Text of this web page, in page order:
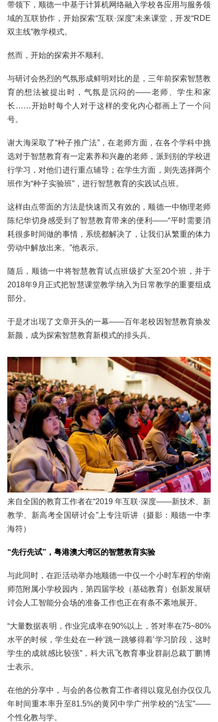
合作伙伴
带领下，顺德一中基于计算机网络融入学校各应用与服务领
域的互联协作，开始探索“互联·深度”未来课堂，开发“RDE
双主线”教学模式。
然而，开始的探索并不顺利。
与研讨会热烈的气氛形成鲜明对比的是，三年前探索智慧教
育的想法被提出时，气氛是沉闷的——老师、学生和家
长……开始时每个人对于这样的变化内心都画上了一个问
号。
谢大海采取了“种子推广法”，在老师方面，在各个学科中挑
选对于智慧教育有一定素养和兴趣的老师，派到别的学校进
行学习，对他们进行重点辅导；在学生方面，则先选择两个
班作为“种子实验班”，进行智慧教育的实践试点班。
这样由点带面的方法是快速而又有效的，顺德一中物理老师
陈纪华切身感受到了智慧教育带来的便利——“平时需要消
耗很多时间做的事情，系统都解决了，让我们从繁重的体力
劳动中解放出来。”他表示。
随后，顺德一中将智慧教育试点班级扩大至20个班，并于
2018年9月正式把智慧课堂教学纳入为日常教学的重要组成
部分。
于是才出现了文章开头的一幕——百年老校因智慧教育焕发
新颜，成为探索智慧教育新模式的排头兵。
来自全国的教育工作者在“2019 年互联·深度——新技术、新
教学、新高考全国研讨会”上专注听讲（摄影：顺德一中李
海符）
“先行先试”，粤港澳大湾区的智慧教育实验
与此同时，在距活动举办地顺德一中仅一个小时车程的华南
师范附属小学校园内，第四届学校（基础教育）创新发展研
讨会人工智能分会场的准备工作也正在有条不紊地展开。
“大量数据表明，作业完成率在90%以上，答对率在75~80%
水平的时候，学生处在一种‘跳一跳够得着’学习阶段，这时
学生的成就感比较强”，科大讯飞教育事业群副总裁丁鹏博
士表示。
在他的分享中，与会的各位教育工作者得以窥见创办仅仅几
年时间重本率升至81.5%的黄冈中学广州学校的“法宝”——
个性化教与学。